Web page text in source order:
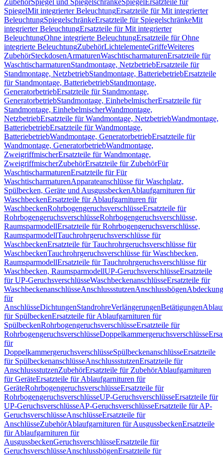
ZubehörSpiegel und SpiegelschränkeSpiegel Ersatzteile für
SpiegelMit integrierter BeleuchtungErsatzteile für Mit integrierter
BeleuchtungSpiegelschränkeErsatzteile für SpiegelschränkeMit
integrierter BeleuchtungErsatzteile für Mit integrierter
BeleuchtungOhne integrierte BeleuchtungErsatzteile für Ohne
integrierte BeleuchtungZubehörLichtelementeGriffeWeiteres
ZubehörSteckdosenArmaturenWaschtischarmaturenErsatzteile für
WaschtischarmaturenStandmontage, NetzbetriebErsatzteile für
Standmontage, NetzbetriebStandmontage, BatteriebetriebErsatzteile
für Standmontage, BatteriebetriebStandmontage,
GeneratorbetriebErsatzteile für Standmontage,
GeneratorbetriebStandmontage, EinhebelmischerErsatzteile für
Standmontage, EinhebelmischerWandmontage,
NetzbetriebErsatzteile für Wandmontage, NetzbetriebWandmontage,
BatteriebetriebErsatzteile für Wandmontage,
BatteriebetriebWandmontage, GeneratorbetriebErsatzteile für
Wandmontage, GeneratorbetriebWandmontage,
ZweigriffmischerErsatzteile für Wandmontage,
ZweigriffmischerZubehörErsatzteile für ZubehörFür
WaschtischarmaturenErsatzteile für Für
WaschtischarmaturenApparateanschlüsse für Waschplatz,
Spülbecken, Geräte und AusgussbeckenAblaufgarnituren für
WaschbeckenErsatzteile für Ablaufgarnituren für
WaschbeckenRohrbogengeruchsverschlüsseErsatzteile für
RohrbogengeruchsverschlüsseRohrbogengeruchsverschlüsse,
RaumsparmodellErsatzteile für Rohrbogengeruchsverschlüsse,
RaumsparmodellTauchrohrgeruchsverschlüsse für
WaschbeckenErsatzteile für Tauchrohrgeruchsverschlüsse für
WaschbeckenTauchrohrgeruchsverschlüsse für Waschbecken,
RaumsparmodellErsatzteile für Tauchrohrgeruchsverschlüsse für
Waschbecken, RaumsparmodellUP-GeruchsverschlüsseErsatzteile
für UP-GeruchsverschlüsseWaschbeckenanschlüsseErsatzteile für
WaschbeckenanschlüsseAnschlussstutzenAnschlussbögen
für
AnschlüsseDichtungenStandrohreVerlängerungenBetätigungen
für SpülbeckenErsatzteile für Ablaufgarnituren für
SpülbeckenRohrbogengeruchsverschlüsseErsatzteile für
RohrbogengeruchsverschlüsseDoppelkammergeruchsverschlüsse
für
DoppelkammergeruchsverschlüsseSpülbeckenanschlüsseErsatzteile
für SpülbeckenanschlüsseAnschlussstutzenErsatzteile für
AnschlussstutzenZubehörErsatzteile für ZubehörAblaufgarnituren
für GeräteErsatzteile für Ablaufgarnituren für
GeräteRohrbogengeruchsverschlüsseErsatzteile für
RohrbogengeruchsverschlüsseUP-GeruchsverschlüsseErsatzteile für
UP-GeruchsverschlüsseAP-GeruchsverschlüsseErsatzteile für AP-
GeruchsverschlüsseAnschlüsseErsatzteile für
AnschlüsseZubehörAblaufgarnituren für AusgussbeckenErsatzteile
für Ablaufgarnituren für
AusgussbeckenGeruchsverschlüsseErsatzteile für
GeruchsverschlüsseAnschlussbögenErsatzteile für